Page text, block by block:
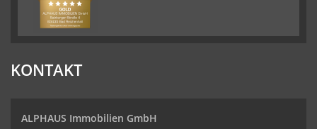
KONTAKT
ALPHAUS Immobilien GmbH